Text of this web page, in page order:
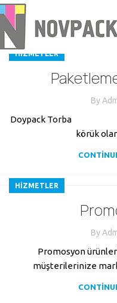
HIZMETLER
By
Doypack Torba
körük
HIZMETLER
By
Promosyon
müşterilerinize